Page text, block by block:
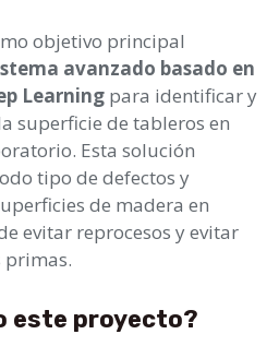
objetivo principal
avanzado basado en
Learning para identificar y
superficie de tableros en
Esta solución
tipo de defectos y
de madera en
evitar reprocesos y evitar
primas.
este proyecto?